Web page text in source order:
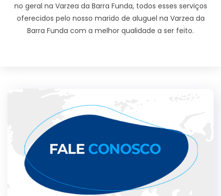
no geral na Varzea da Barra Funda, todos esses serviços
oferecidos pelo nosso marido de aluguel na Varzea da
Barra Funda com a melhor qualidade a ser feito.